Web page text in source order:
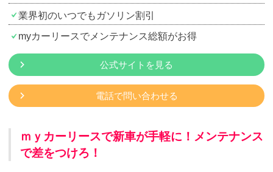
業界初のいつでもガソリン割引
myカーリースでメンテナンス総額がお得
公式サイトを見る
電話で問い合わせる
ｍｙカーリースで新車が手軽に！メンテナンス
で差をつけろ！